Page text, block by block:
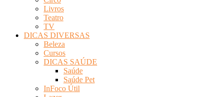
Livros
Teatro
TV
DICAS DIVERSAS
Beleza
Cursos
DICAS SAÚDE
Saúde
Saúde Pet
InFoco Útil